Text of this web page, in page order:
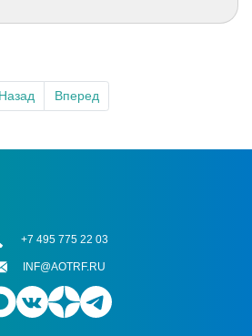
Назад Вперед
+7 495 775 22 03
INF@AOTRF.RU